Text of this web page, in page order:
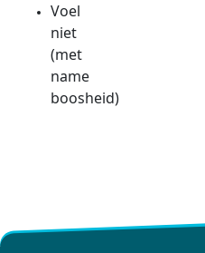
Voel
niet
(met
name
boosheid)